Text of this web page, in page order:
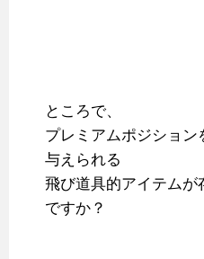
ところで、
プレミアムポジショ
与えられる
飛び道具的アイテムが
ですか？